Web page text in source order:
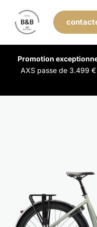
content
Vélos de stock
Évènements
Promotion
AXS passe de 3.499